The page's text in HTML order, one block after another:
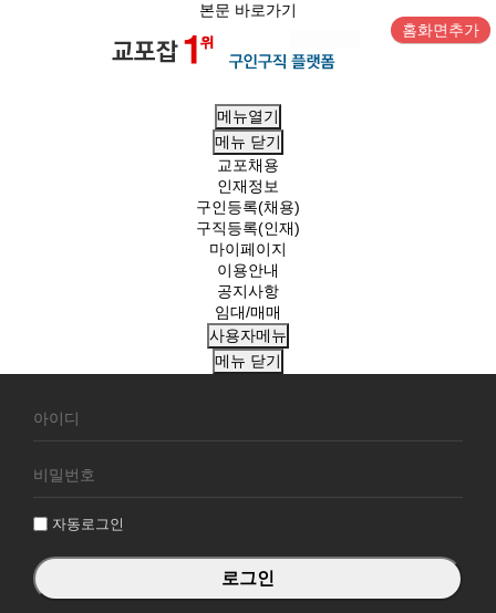
본문 바로가기
홈화면추가
메뉴열기
메뉴 닫기
교포채용
인재정보
구인등록(채용)
구직등록(인재)
마이페이지
이용안내
공지사항
임대/매매
사용자메뉴
메뉴 닫기
원
그
자동로그인